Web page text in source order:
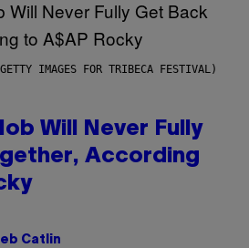
IMAGES FOR TRIBECA FESTIVAL)
Will Never Fully
According
Catlin